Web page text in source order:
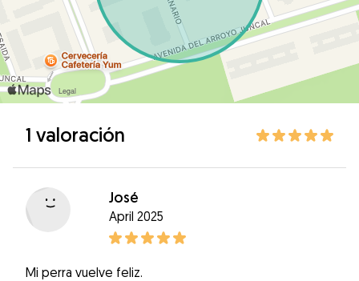
1 valoración
José
April 2025
Mi perra vuelve feliz.